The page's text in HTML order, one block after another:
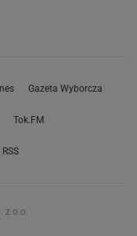
Gazeta Wyborcza
Tok.FM
RSS
z o.o.